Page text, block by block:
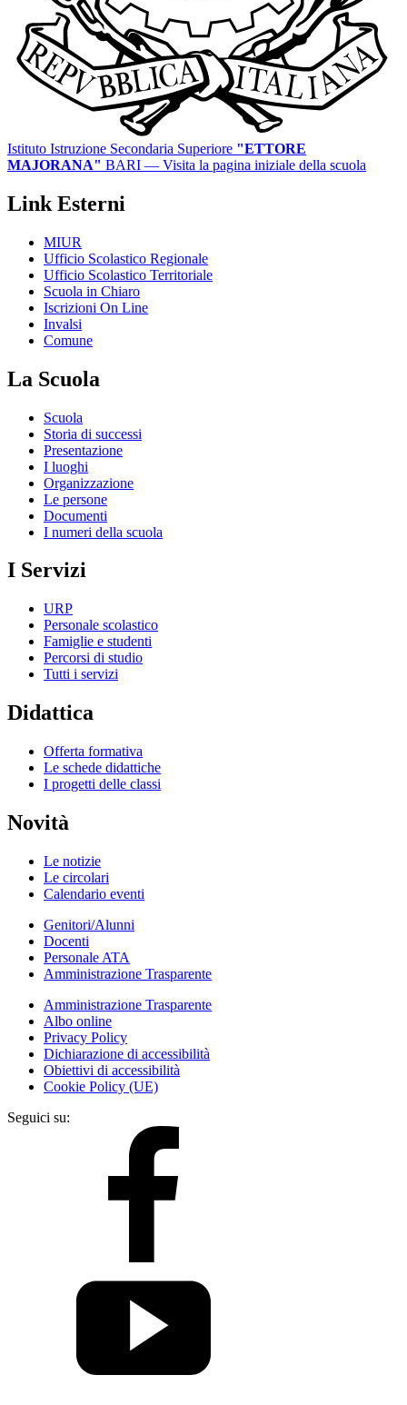
Istituto Istruzione Secondaria Superiore "ETTORE
MAJORANA" BARI — Visita la pagina iniziale della scuola
Link Esterni
MIUR
Ufficio Scolastico Regionale
Ufficio Scolastico Territoriale
Scuola in Chiaro
Iscrizioni On Line
Invalsi
Comune
La Scuola
Scuola
Storia di successi
Presentazione
I luoghi
Organizzazione
Le persone
Documenti
I numeri della scuola
I Servizi
URP
Personale scolastico
Famiglie e studenti
Percorsi di studio
Tutti i servizi
Didattica
Offerta formativa
Le schede didattiche
I progetti delle classi
Novità
Le notizie
Le circolari
Calendario eventi
Genitori/Alunni
Docenti
Personale ATA
Amministrazione Trasparente
Amministrazione Trasparente
Albo online
Privacy Policy
Dichiarazione di accessibilità
Obiettivi di accessibilità
Cookie Policy (UE)
Seguici su: